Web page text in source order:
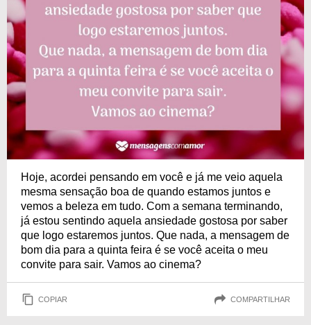
Hoje, acordei pensando em você e já me veio aquela
mesma sensação boa de quando estamos juntos e
vemos a beleza em tudo. Com a semana terminando,
já estou sentindo aquela ansiedade gostosa por saber
que logo estaremos juntos. Que nada, a mensagem de
bom dia para a quinta feira é se você aceita o meu
convite para sair. Vamos ao cinema?
COPIAR COMPARTILHAR